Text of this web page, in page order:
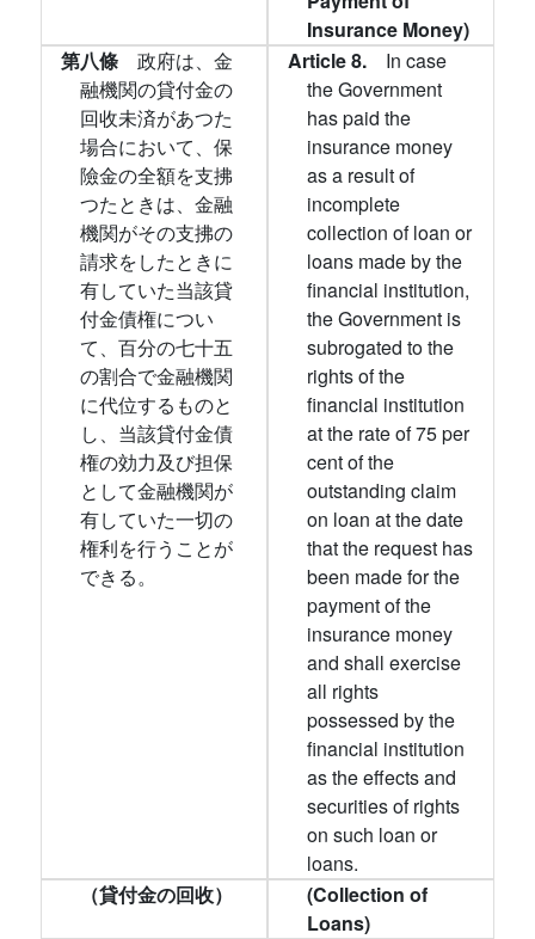
Insurance Money)
第八條 政府は、金
融機関の貸付金の
回收未済があつた
場合において、保
險金の全額を支拂
つたときは、金融
機関がその支拂の
請求をしたときに
有していた当該貸
付金債権につい
て、百分の七十五
の割合で金融機関
に代位するものと
し、当該貸付金債
権の効力及び担保
として金融機関が
有していた一切の
権利を行うことが
できる。
Article 8. In case
the Government
has paid the
insurance money
as a result of
incomplete
collection of loan or
loans made by the
financial institution,
the Government is
subrogated to the
rights of the
financial institution
at the rate of 75 per
cent of the
outstanding claim
on loan at the date
that the request has
been made for the
payment of the
insurance money
and shall exercise
all rights
possessed by the
financial institution
as the effects and
securities of rights
on such loan or
loans.
（貸付金の回收）
(Collection of
Loans)